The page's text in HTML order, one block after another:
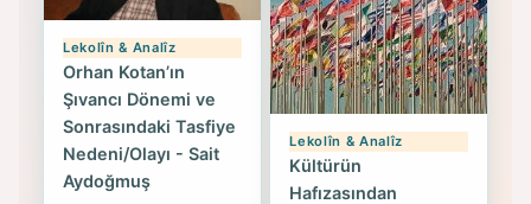
Lekolîn & Analîz
Orhan Kotan’ın
Şıvancı Dönemi ve
Sonrasındaki Tasfiye
Nedeni/Olayı - Sait
Aydoğmuş
Lekolîn & Analîz
Kültürün
Hafızasından